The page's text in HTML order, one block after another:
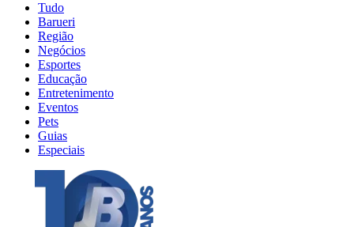
Tudo
Barueri
Região
Negócios
Esportes
Educação
Entretenimento
Eventos
Pets
Guias
Especiais
Explore Tudo
Últimas Notícias
Previsão do Tempo
Trânsito e Rotas